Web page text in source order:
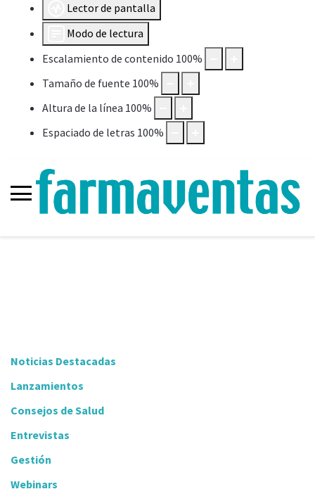
Lector de pantalla
Modo de lectura
Escalamiento de contenido 100%
Tamaño de fuente 100%
Altura de la línea 100%
Espaciado de letras 100%
Noticias Destacadas
Lanzamientos
Consejos de Salud
Entrevistas
Gestión
Webinars